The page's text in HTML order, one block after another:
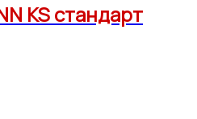
KS стандарт